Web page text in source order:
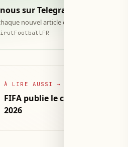
sur Telegram
nouvel article dès sa publication,
À LIRE AUSSI →
FIFA publie le classement des
2026